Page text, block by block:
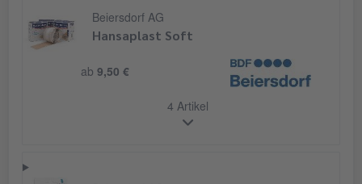
Beiersdorf AG
Hansaplast Soft
ab 9,50 €
4 Artikel